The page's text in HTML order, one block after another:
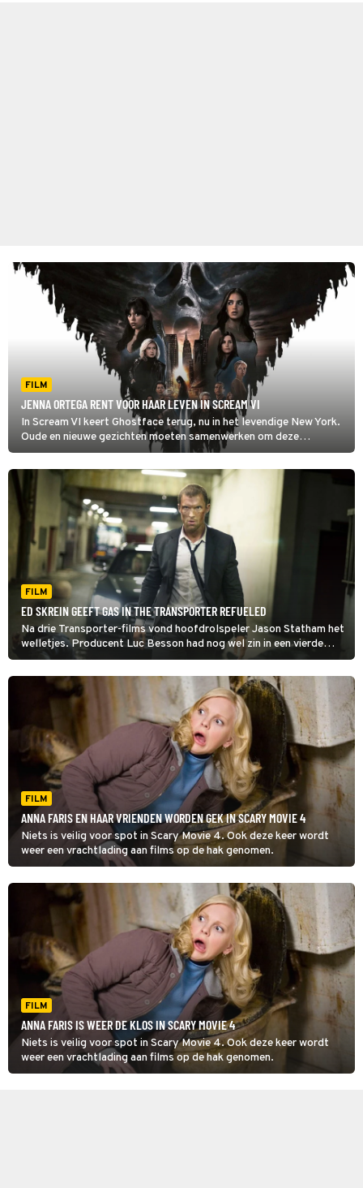
FILM
JENNA ORTEGA RENT VOOR HAAR LEVEN IN SCREAM VI
In Scream VI keert Ghostface terug, nu in het levendige New York.
Oude en nieuwe gezichten moeten samenwerken om deze
seriemoordenaar een halt toe te roepen.
FILM
ED SKREIN GEEFT GAS IN THE TRANSPORTER REFUELED
Na drie Transporter-films vond hoofdrolspeler Jason Statham het
welletjes. Producent Luc Besson had nog wel zin in een vierde
deel, dus strikte hij Ed Skrein voor de rol van Frank Martin in The
Transporter Refueled.
FILM
ANNA FARIS EN HAAR VRIENDEN WORDEN GEK IN SCARY MOVIE 4
Niets is veilig voor spot in Scary Movie 4. Ook deze keer wordt
weer een vrachtlading aan films op de hak genomen.
FILM
ANNA FARIS IS WEER DE KLOS IN SCARY MOVIE 4
Niets is veilig voor spot in Scary Movie 4. Ook deze keer wordt
weer een vrachtlading aan films op de hak genomen.